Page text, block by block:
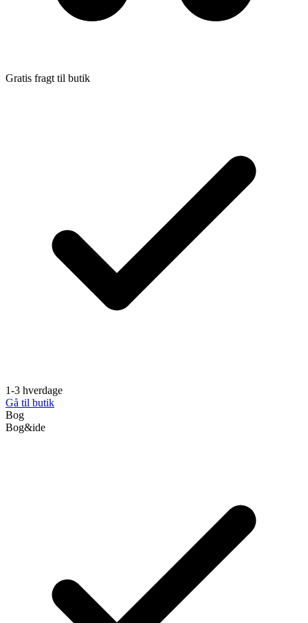
Gratis fragt til butik
1-3 hverdage
Gå til butik
Bog
Bog&ide